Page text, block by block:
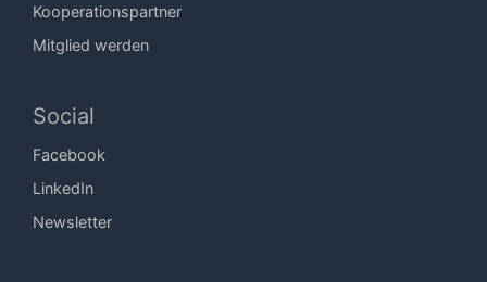
Kooperationspartner
Mitglied werden
Social
Facebook
LinkedIn
Newsletter